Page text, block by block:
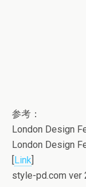
参考：
London Design
London Design
[Link]
style-pd.com ver